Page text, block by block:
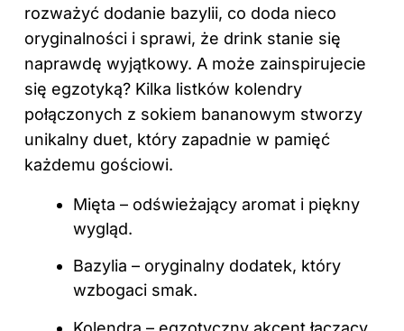
rozważyć dodanie bazylii, co doda nieco
oryginalności i sprawi, że drink stanie się
naprawdę wyjątkowy. A może zainspirujecie
się egzotyką? Kilka listków kolendry
połączonych z sokiem bananowym stworzy
unikalny duet, który zapadnie w pamięć
każdemu gościowi.
Mięta – odświeżający aromat i piękny
wygląd.
Bazylia – oryginalny dodatek, który
wzbogaci smak.